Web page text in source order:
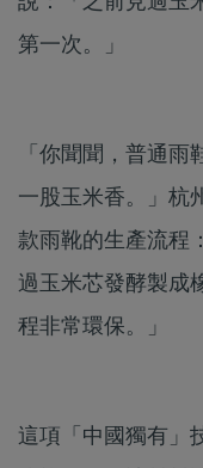
第一次。」
「你聞聞，普通
一股玉米香。」杭
款雨靴的生產流程
過玉米芯發酵製成
程非常環保。」
這項「中國獨有」